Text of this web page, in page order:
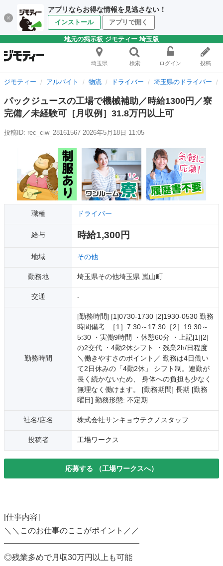
アプリならお得な情報を見逃さない！
インストール アプリで開く
地元の掲示板 ジモティー 埼玉版
埼玉県 検索 ログイン 投稿
ジモティー アルバイト 物流 ドライバー 埼玉県のドライバー
パックジュースの工場で機械補助／時給1300円／寮
完備／未経験可［月収例］31.8万円以上可
投稿ID: rec_ciw_28161567 2026年5月18日 11:05
職種 ドライバー
給与 時給1,300円
地域 その他
勤務地 埼玉県その他埼玉県 嵐山町
交通 -
勤務時間
[勤務時間] [1]0730-1730 [2]1930-0530 勤務
時間備考: ［1］7:30～17:30［2］19:30～
5:30 ・実働9時間 ・休憩60分 ・上記[1][2]
の2交代 ・4勤2休シフト ・残業2h/日程度
＼働きやすさのポイント／ 勤務は4日働い
て2日休みの「4勤2休」 シフト制。連勤が
長く続かないため、 身体への負担も少なく
無理なく働けます。 [勤務期間] 長期 [勤務
曜日] 勤務形態: 不定期
社名/店名 株式会社サンキョウテクノスタッフ
投稿者 工場ワークス
応募する （工場ワークスへ）
[仕事内容]
＼＼このお仕事のここがポイント／／
━━━━━━━━━━━━━━━━━
◎残業多めで月収30万円以上も可能